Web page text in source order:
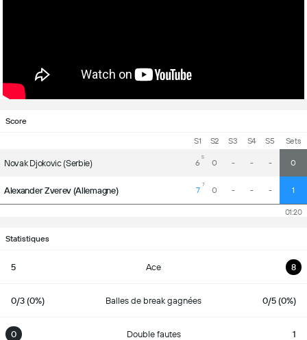
Score
S1 S2 S3 S4 S5 Sets
Novak Djokovic (Serbie) 6
5
0 - - - 0
Alexander Zverev (Allemagne) 7
7
0 - - - 1
01:20
Statistiques
5 Ace 8
0/3 (0%) Balles de break gagnées 0/5 (0%)
0 Double fautes 1